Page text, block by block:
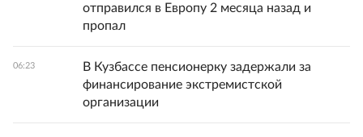
отправился в Европу 2 месяца назад и
пропал
06:23
В Кузбассе пенсионерку задержали за
финансирование экстремистской
организации